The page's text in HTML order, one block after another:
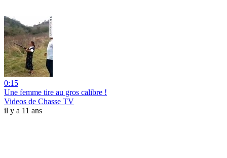
0:15
Une femme tire au gros calibre !
Videos de Chasse TV
il y a 11 ans